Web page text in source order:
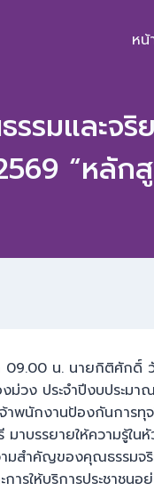
หน้
รมและจ
“หลักสู
น. นายกิติศักดิ์
วง ประจำปีงบประม
าพนักงานป้องกันกา
าบรรยายให้ความรู้ใ
มสำคัญของคุณธรรม
รให้บริการประชาชนอ